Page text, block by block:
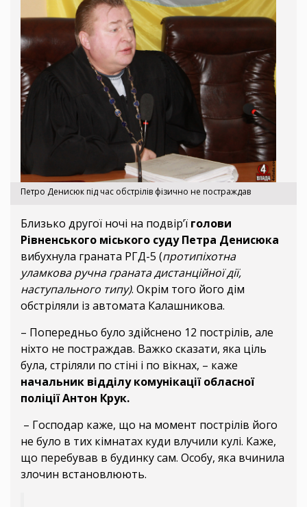
Петро Денисюк під час обстрілів фізично не постраждав
Близько другої ночі на подвір’ї голови
Рівненського міського суду Петра Денисюка
вибухнула граната РГД-5 (протипіхотна
уламкова ручна граната дистанційної дії,
наступального типу). Окрім того його дім
обстріляли із автомата Калашникова.
– Попередньо було здійснено 12 пострілів, але
ніхто не постраждав. Важко сказати, яка ціль
була, стріляли по стіні і по вікнах, – каже
начальник відділу комунікації обласної
поліції Антон Крук.
– Господар каже, що на момент пострілів його
не було в тих кімнатах куди влучили кулі. Каже,
що перебував в будинку сам. Особу, яка вчинила
злочин встановлюють.